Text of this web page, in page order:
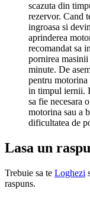
scazuta din
rezervor. Cand
ingroasa si
aprinderea
recomandat sa
pornirea masinii
minute. De
pentru motorina
in timpul iernii.
sa fie necesara
motorina sau a
dificultatea de
Lasa un
Trebuie sa te Loghezi
raspuns.